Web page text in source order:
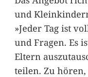
und
»Jeder Tag ist
und Fragen. Es
Eltern
teilen. Zu hören,